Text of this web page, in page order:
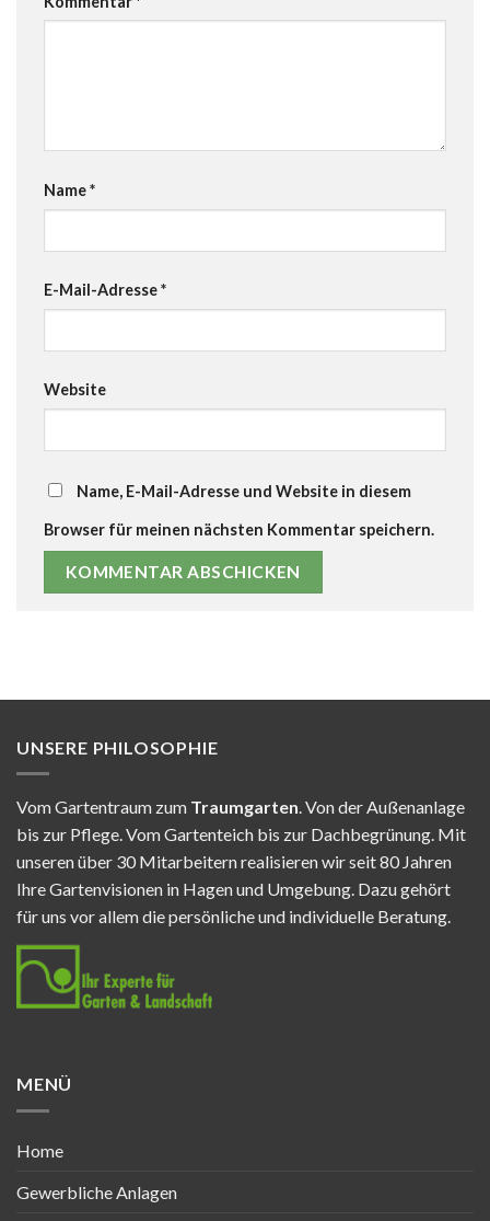
Name*
E-Mail-Adresse*
Website
Name, E-Mail-Adresse und Website in diesem
Browser für meinen nächsten Kommentar speichern.
UNSERE PHILOSOPHIE
Vom Gartentraum zum Traumgarten. Von der Außenanlage
bis zur Pflege. Vom Gartenteich bis zur Dachbegrünung. Mit
unseren über 30 Mitarbeitern realisieren wir seit 80 Jahren
Ihre Gartenvisionen in Hagen und Umgebung. Dazu gehört
für uns vor allem die persönliche und individuelle Beratung.
MENÜ
Home
Gewerbliche Anlagen